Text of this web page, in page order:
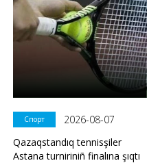
Спорт
2026-08-07
Qazaqstandıq tennisşiler
Astana turniriniñ finalına şıqtı